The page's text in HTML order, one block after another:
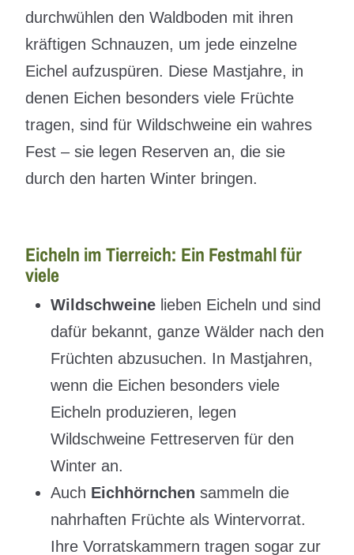
durchwühlen den Waldboden mit ihren
kräftigen Schnauzen, um jede einzelne
Eichel aufzuspüren. Diese Mastjahre, in
denen Eichen besonders viele Früchte
tragen, sind für Wildschweine ein wahres
Fest – sie legen Reserven an, die sie
durch den harten Winter bringen.
Eicheln im Tierreich: Ein Festmahl für
viele
Wildschweine lieben Eicheln und sind
dafür bekannt, ganze Wälder nach den
Früchten abzusuchen. In Mastjahren,
wenn die Eichen besonders viele
Eicheln produzieren, legen
Wildschweine Fettreserven für den
Winter an.
Auch Eichhörnchen sammeln die
nahrhaften Früchte als Wintervorrat.
Ihre Vorratskammern tragen sogar zur